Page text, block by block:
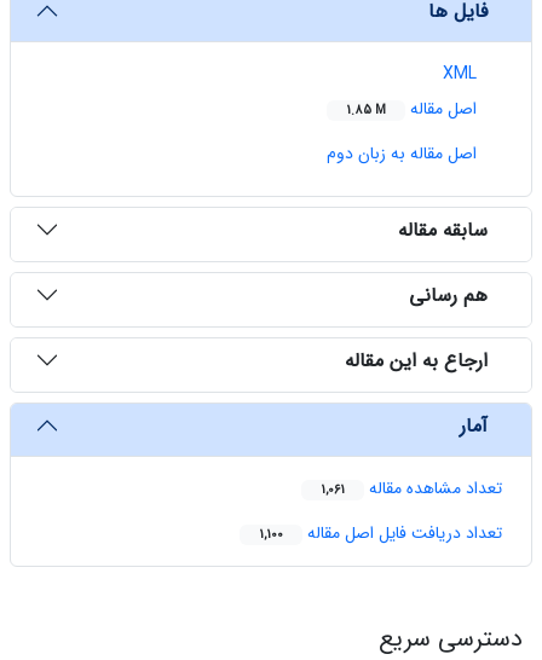
فایل ها
XML
اصل مقاله
1.85 M
اصل مقاله به زبان دوم
سابقه مقاله
هم رسانی
ارجاع به این مقاله
آمار
تعداد مشاهده مقاله 1,061
تعداد دریافت فایل اصل مقاله 1,100
دسترسی سریع